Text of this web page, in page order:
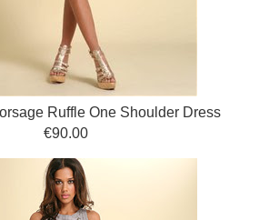
Ruffle One Shoulder Dress
€90.00